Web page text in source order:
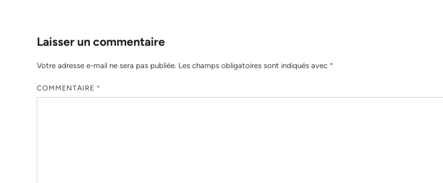
Laisser un commentaire
Votre adresse e-mail ne sera pas publiée. Les champs obligatoires sont indiqués avec *
COMMENTAIRE *